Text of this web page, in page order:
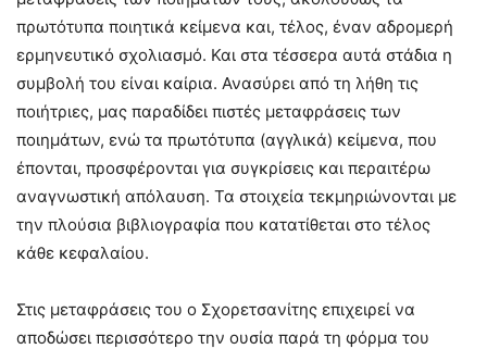
πρωτότυπα ποιητικά κείμενα και, τέλος, έναν αδρομερή
ερμηνευτικό σχολιασμό. Και στα τέσσερα αυτά στάδια η
συμβολή του είναι καίρια. Ανασύρει από τη λήθη τις
ποιήτριες, μας παραδίδει πιστές μεταφράσεις των
ποιημάτων, ενώ τα πρωτότυπα (αγγλικά) κείμενα, που
έπονται, προσφέρονται για συγκρίσεις και περαιτέρω
αναγνωστική απόλαυση. Τα στοιχεία τεκμηριώνονται με
την πλούσια βιβλιογραφία που κατατίθεται στο τέλος
κάθε κεφαλαίου.
Στις μεταφράσεις του ο Σχορετσανίτης επιχειρεί να
αποδώσει περισσότερο την ουσία παρά τη φόρμα του